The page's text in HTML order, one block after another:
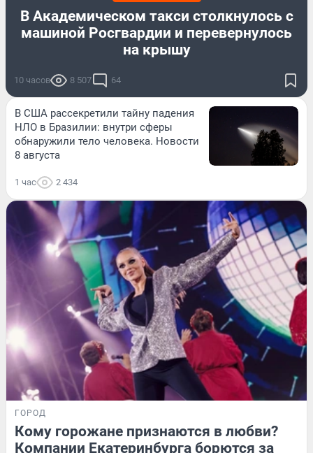
В Академическом такси столкнулось с
машиной Росгвардии и перевернулось
на крышу
10 часов 8 507 64
В США рассекретили тайну падения
НЛО в Бразилии: внутри сферы
обнаружили тело человека. Новости
8 августа
1 час 2 434
ГОРОД
Кому горожане признаются в любви?
Компании Екатеринбурга борются за